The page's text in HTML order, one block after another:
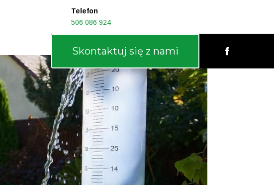
Telefon
506 086 924
Skontaktuj się z nami